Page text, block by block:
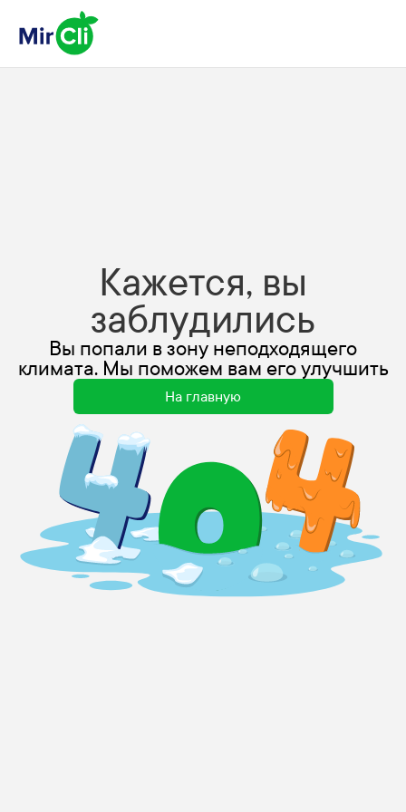
Кажется, вы
заблудились
Вы попали в зону неподходящего
климата. Мы поможем вам его улучшить
На главную